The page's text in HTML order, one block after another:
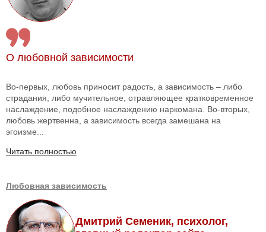
О любовной зависимости
Во-первых, любовь приносит радость, а зависимость – либо
страдания, либо мучительное, отравляющее кратковременное
наслаждение, подобное наслаждению наркомана. Во-вторых,
любовь жертвенна, а зависимость всегда замешана на
эгоизме...
Читать полностью
Любовная зависимость
Дмитрий Семеник, психолог,